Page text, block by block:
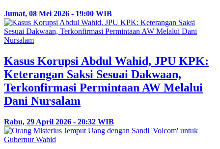
Jumat, 08 Mei 2026 - 19:00 WIB
Kasus Korupsi Abdul Wahid, JPU KPK:
Keterangan Saksi Sesuai Dakwaan,
Terkonfirmasi Permintaan AW Melalui
Dani Nursalam
Rabu, 29 April 2026 - 20:32 WIB